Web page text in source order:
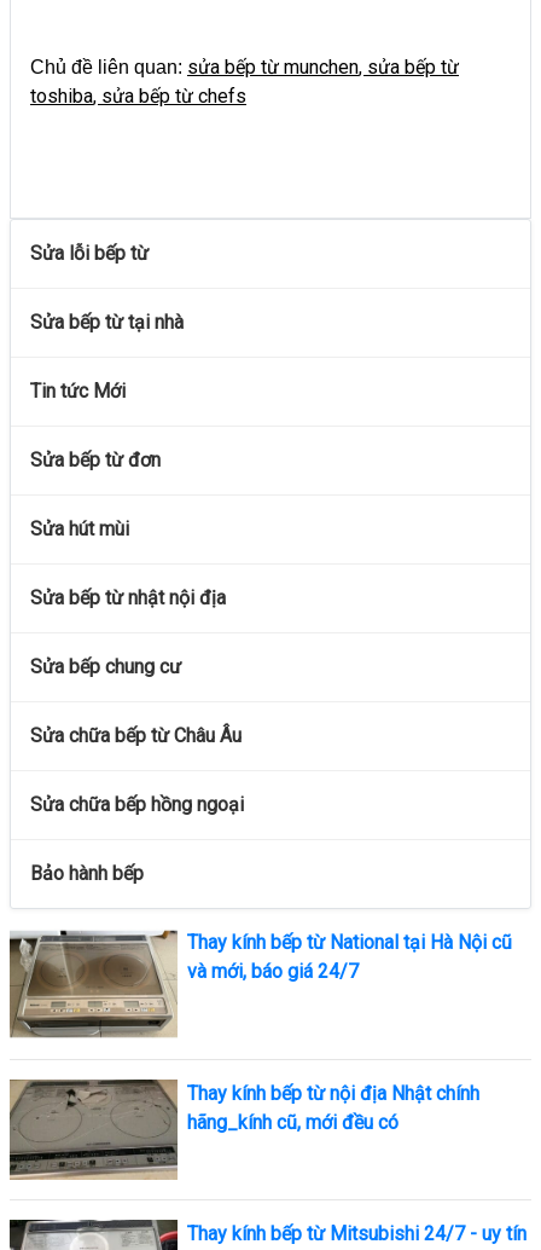
Chủ đề liên quan: sửa bếp từ munchen, sửa bếp từ
toshiba, sửa bếp từ chefs
Sửa lỗi bếp từ
Sửa bếp từ tại nhà
Tin tức Mới
Sửa bếp từ đơn
Sửa hút mùi
Sửa bếp từ nhật nội địa
Sửa bếp chung cư
Sửa chữa bếp từ Châu Âu
Sửa chữa bếp hồng ngoại
Bảo hành bếp
Thay kính bếp từ National tại Hà Nội cũ
và mới, báo giá 24/7
Thay kính bếp từ nội địa Nhật chính
hãng_kính cũ, mới đều có
Thay kính bếp từ Mitsubishi 24/7 - uy tín